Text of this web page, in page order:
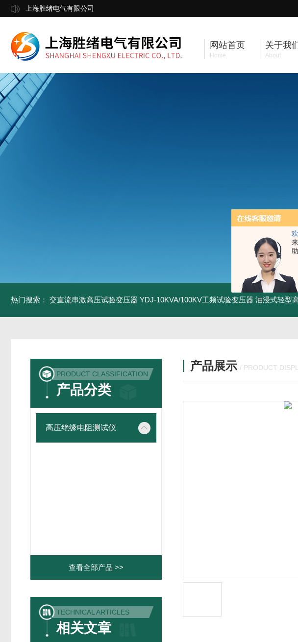
上海胜绪电气有限公司
网站首页
Home
关于我
About
热门搜索： 交直流串激高压试验变压器 YDJ-10KVA/100KV工频试验变压器 油浸式轻型
PRODUCT CLASSIFICATION
产品分类
高压绝缘电阻测试仪
查看全部产品 >>
TECHNICAL ARTICLES
相关文章
产品展示 / PRODUCT